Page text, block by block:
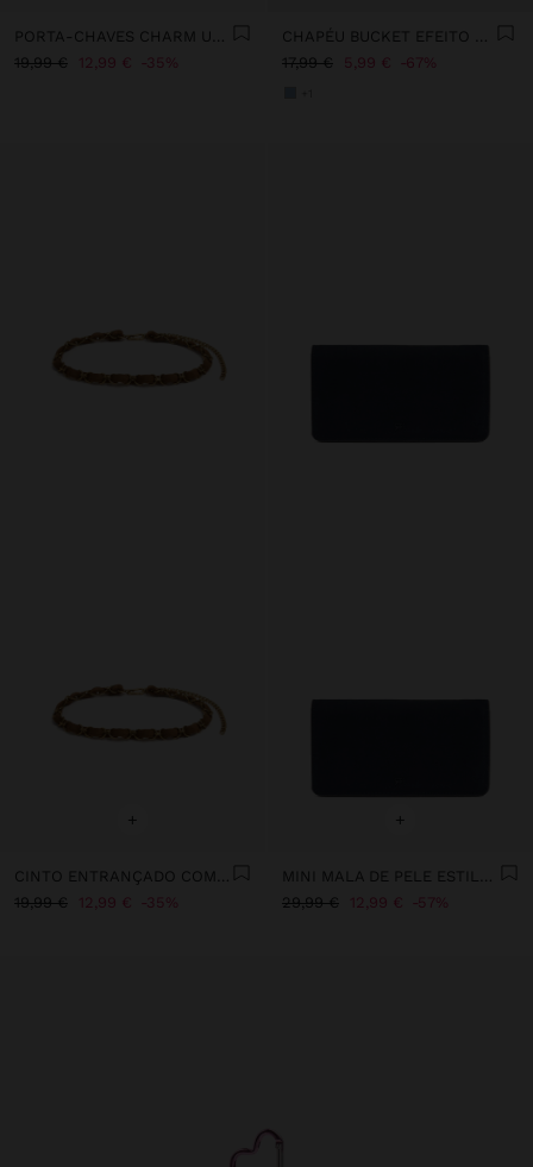
19,99 €
12,99 € 35%
17,99 €
5,99 € 67%
+
CINTO ENTRANÇADO COM AROS EFEITO PELE
19,99 €
12,99 € 35%
+
MINI MALA DE PELE ESTILO PORTA-MOEDAS
29,99 €
12,99 € 57%